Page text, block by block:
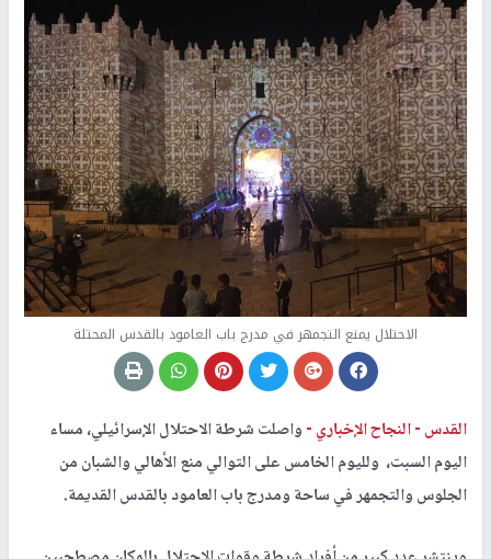
الاحتلال يمنع التجمهر في مدرج باب العامود بالقدس المحتلة
القدس -النجاح الإخباري -واصلت شرطة الاحتلال الإسرائيلي، مساء
اليوم السبت، ولليوم الخامس على التوالي منع الأهالي والشبان من
الجلوس والتجمهر في ساحة ومدرج باب العامود بالقدس القديمة.